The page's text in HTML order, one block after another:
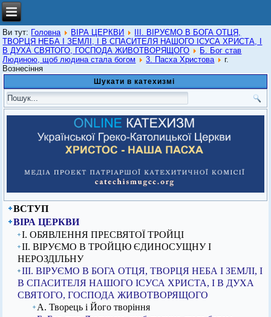
Ви тут: Головна ВІРА ЦЕРКВИ
ІІІ. ВІРУЄМО В БОГА ОТЦЯ,
ТВОРЦЯ НЕБА І ЗЕМЛІ, І В СПАСИТЕЛЯ НАШОГО ІСУСА ХРИСТА, І
В ДУХА СВЯТОГО, ГОСПОДА ЖИВОТВОРЯЩОГО
Б. Бог став
Людиною, щоб людина стала богом
3. Пасха Христова
г.
Вознесіння
Шукати в катехизмі
ВСТУП
ВІРА ЦЕРКВИ
I. ОБЯВЛЕННЯ ПРЕСВЯТОЇ ТРОЙЦІ
ІІ. ВІРУЄМО В ТРОЙЦЮ ЄДИНОСУЩНУ І
НЕРОЗДІЛЬНУ
ІІІ. ВІРУЄМО В БОГА ОТЦЯ, ТВОРЦЯ НЕБА І ЗЕМЛІ, І
В СПАСИТЕЛЯ НАШОГО ІСУСА ХРИСТА, І В ДУХА
СВЯТОГО, ГОСПОДА ЖИВОТВОРЯЩОГО
А. Творець і Його творіння